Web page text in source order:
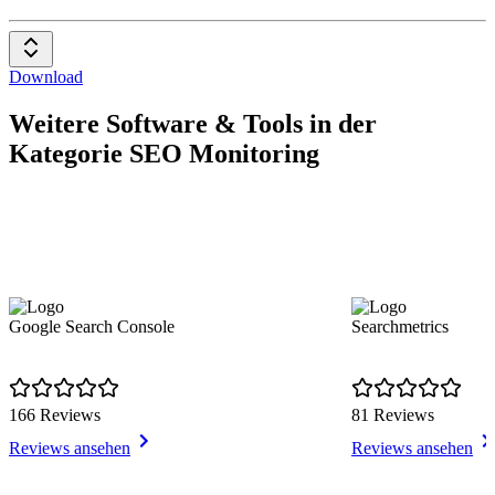
Download
Weitere Software & Tools in der
Kategorie SEO Monitoring
Google Search Console
166 Reviews
Reviews ansehen
Searchmetrics
81 Reviews
Reviews ansehen